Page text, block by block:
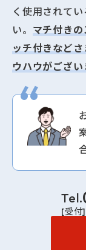
く使用されて
い。 マチ付き
ッチ付きなど
ウハウがござい
[受付]